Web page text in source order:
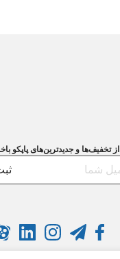
از تخفیف‌ها و جدیدترین‌های پاپکو